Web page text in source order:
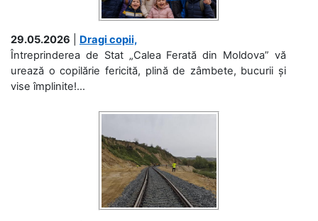
29.05.2026
Dragi copii,
Întreprinderea de Stat „Calea Ferată din Moldova” vă
urează o copilărie fericită, plină de zâmbete, bucurii și
vise împlinite!...